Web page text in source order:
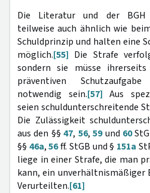
Die Literatur und der BGH
teilweise auch ähnlich wie
Schuldprinzip und halten eine
möglich.[55] Die Strafe
sondern sie müsse
präventiven
notwendig sein.[57] Aus
seien schuldunterschreitende
Die Zulässigkeit
aus den §§47, 56,59und 60
§§ 46a,56ff. StGB und § 151a
liege in einer Strafe, die man
kann, ein unverhältnismäßiger
Verurteilten.[61]